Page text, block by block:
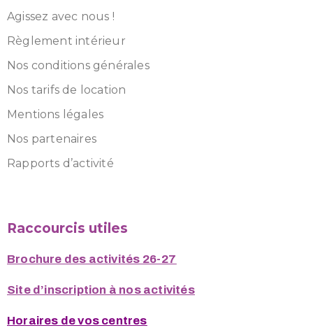
Agissez avec nous !
Règlement intérieur
Nos conditions générales
Nos tarifs de location
Mentions légales
Nos partenaires
Rapports d’activité
Raccourcis utiles
Brochure des activités 26-27
Site d’inscription à nos activités
Horaires de vos centres